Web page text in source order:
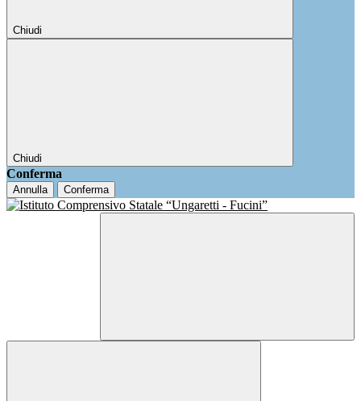
Chiudi
Chiudi
Conferma
Annulla Conferma